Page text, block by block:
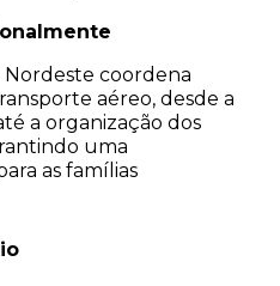
coordena
aéreo, desde a
a organização dos
uma
as famílias